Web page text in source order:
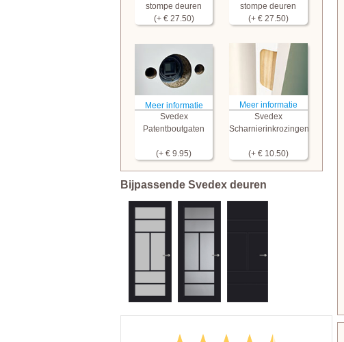
stompe deuren
(+ € 27.50)
stompe deuren
(+ € 27.50)
Meer informatie
Svedex
Patentboutgaten
(+ € 9.95)
Meer informatie
Svedex
Scharnierinkrozingen
(+ € 10.50)
Bijpassende Svedex deuren